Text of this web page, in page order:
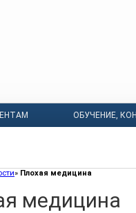
ОБУЧЕНИЕ,
» Плохая медицина
медицина